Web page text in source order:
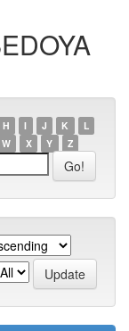
H I J K
L
W X Y Z